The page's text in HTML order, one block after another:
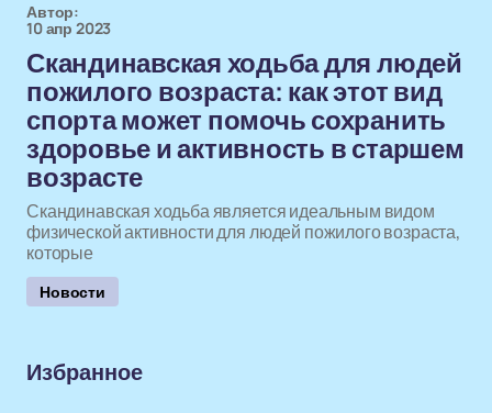
Автор:
10 апр 2023
Скандинавская ходьба для людей
пожилого возраста: как этот вид
спорта может помочь сохранить
здоровье и активность в старшем
возрасте
Скандинавская ходьба является идеальным видом
физической активности для людей пожилого возраста,
которые
Новости
Избранное